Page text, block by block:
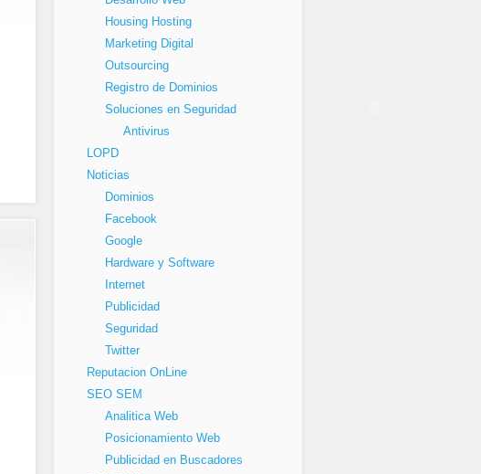
Housing Hosting
Marketing Digital
Outsourcing
Registro de Dominios
Soluciones en Seguridad
Antivirus
LOPD
Noticias
Dominios
Facebook
Google
Hardware y Software
Internet
Publicidad
Seguridad
Twitter
Reputacion OnLine
SEO SEM
Analitica Web
Posicionamiento Web
Publicidad en Buscadores